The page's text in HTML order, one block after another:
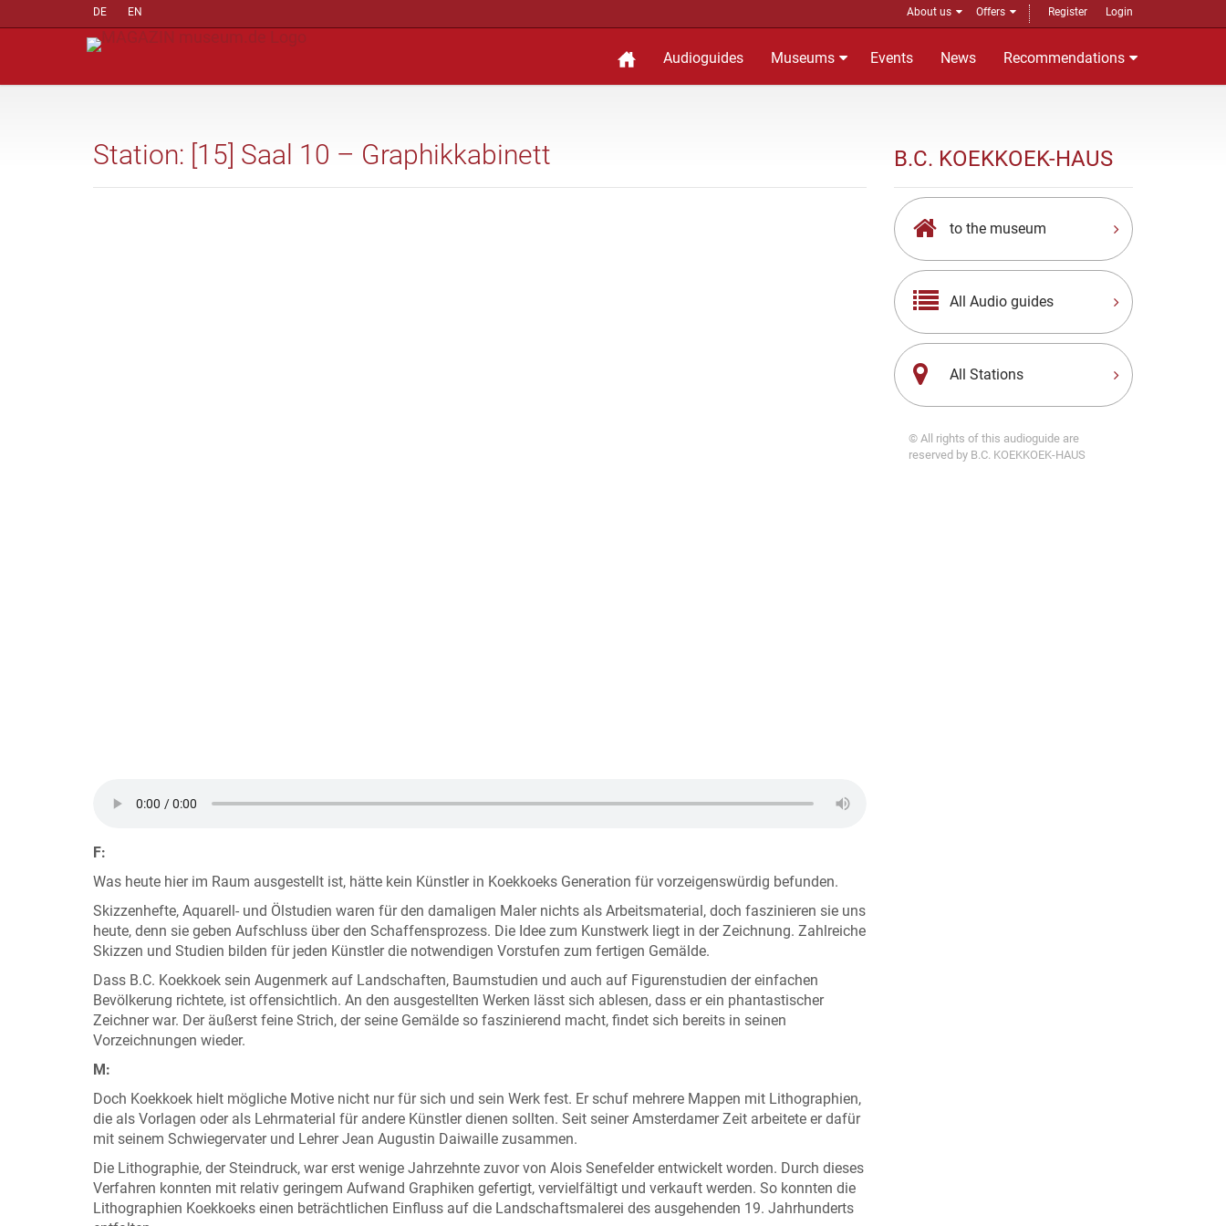
DE EN About us Offers Register Login
Audioguides Museums Events News Recommendations
Station: [15] Saal 10 – Graphikkabinett
F:
Was heute hier im Raum ausgestellt ist, hätte kein Künstler in Koekkoeks Generation für vorzeigenswürdig befunden.
Skizzenhefte, Aquarell- und Ölstudien waren für den damaligen Maler nichts als Arbeitsmaterial, doch faszinieren sie uns
heute, denn sie geben Aufschluss über den Schaffensprozess. Die Idee zum Kunstwerk liegt in der Zeichnung. Zahlreiche
Skizzen und Studien bilden für jeden Künstler die notwendigen Vorstufen zum fertigen Gemälde.
Dass B.C. Koekkoek sein Augenmerk auf Landschaften, Baumstudien und auch auf Figurenstudien der einfachen
Bevölkerung richtete, ist offensichtlich. An den ausgestellten Werken lässt sich ablesen, dass er ein phantastischer
Zeichner war. Der äußerst feine Strich, der seine Gemälde so faszinierend macht, findet sich bereits in seinen
Vorzeichnungen wieder.
M:
Doch Koekkoek hielt mögliche Motive nicht nur für sich und sein Werk fest. Er schuf mehrere Mappen mit Lithographien,
die als Vorlagen oder als Lehrmaterial für andere Künstler dienen sollten. Seit seiner Amsterdamer Zeit arbeitete er dafür
mit seinem Schwiegervater und Lehrer Jean Augustin Daiwaille zusammen.
Die Lithographie, der Steindruck, war erst wenige Jahrzehnte zuvor von Alois Senefelder entwickelt worden. Durch dieses
Verfahren konnten mit relativ geringem Aufwand Graphiken gefertigt, vervielfältigt und verkauft werden. So konnten die
Lithographien Koekkoeks einen beträchtlichen Einfluss auf die Landschaftsmalerei des ausgehenden 19. Jahrhunderts
B.C. KOEKKOEK-HAUS
to the museum
All Audio guides
All Stations
© All rights of this audioguide are
reserved by B.C. KOEKKOEK-HAUS